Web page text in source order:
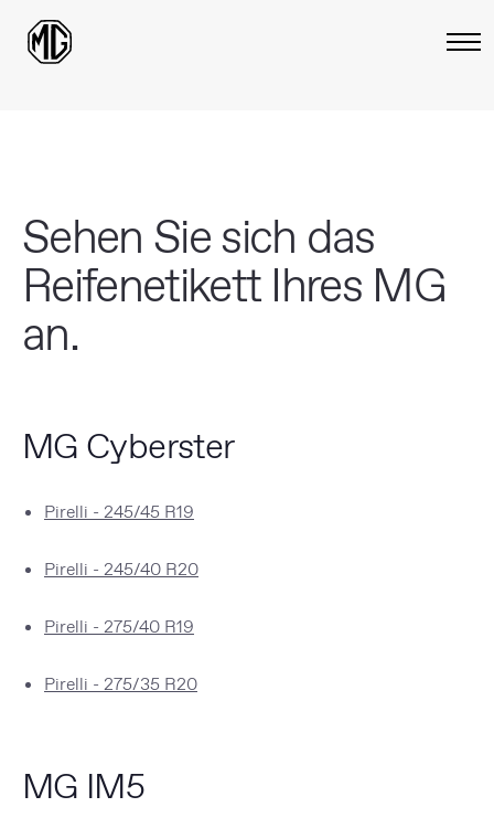
Sehen Sie sich das
Reifenetikett Ihres MG
an.
MG Cyberster
Pirelli - 245/45 R19
Pirelli - 245/40 R20
Pirelli - 275/40 R19
Pirelli - 275/35 R20
MG IM5